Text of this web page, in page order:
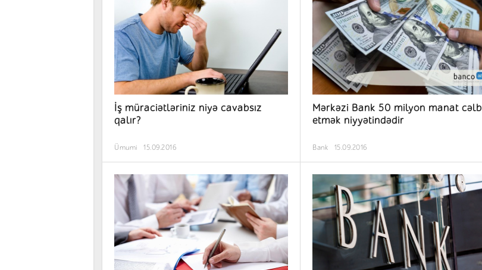
İş müraciətləriniz niyə cavabsız
qalır?
Ümumi 15.09.2016
Mərkəzi Bank 50 milyon manat cəlb
etmək niyyətindədir
Bank 15.09.2016